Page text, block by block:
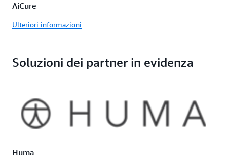
AiCure
Ulteriori informazioni
Soluzioni dei partner in evidenza
Huma